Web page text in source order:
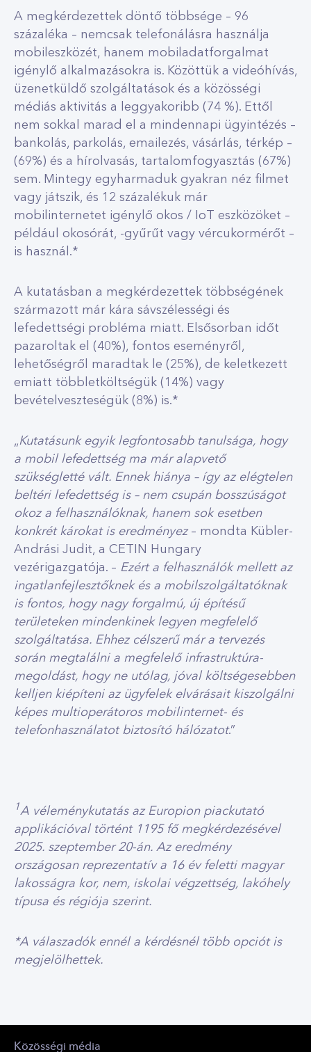
A megkérdezettek döntő többsége – 96
százaléka – nemcsak telefonálásra használja
mobileszközét, hanem mobiladatforgalmat
igénylő alkalmazásokra is. Közöttük a videóhívás,
üzenetküldő szolgáltatások és a közösségi
médiás aktivitás a leggyakoribb (74 %). Ettől
nem sokkal marad el a mindennapi ügyintézés –
bankolás, parkolás, emailezés, vásárlás, térkép –
(69%) és a hírolvasás, tartalomfogyasztás (67%)
sem. Mintegy egyharmaduk gyakran néz filmet
vagy játszik, és 12 százalékuk már
mobilinternetet igénylő okos / IoT eszközöket –
például okosórát, -gyűrűt vagy vércukormérőt –
is használ.*
A kutatásban a megkérdezettek többségének
származott már kára sávszélességi és
lefedettségi probléma miatt. Elsősorban időt
pazaroltak el (40%), fontos eseményről,
lehetőségről maradtak le (25%), de keletkezett
emiatt többletköltségük (14%) vagy
bevételveszteségük (8%) is.*
„Kutatásunk egyik legfontosabb tanulsága, hogy
a mobil lefedettség ma már alapvető
szükségletté vált. Ennek hiánya – így az elégtelen
beltéri lefedettség is – nem csupán bosszúságot
okoz a felhasználóknak, hanem sok esetben
konkrét károkat is eredményez – mondta Kübler-
Andrási Judit, a CETIN Hungary
vezérigazgatója. – Ezért a felhasználók mellett az
ingatlanfejlesztőknek és a mobilszolgáltatóknak
is fontos, hogy nagy forgalmú, új építésű
területeken mindenkinek legyen megfelelő
szolgáltatása. Ehhez célszerű már a tervezés
során megtalálni a megfelelő infrastruktúra-
megoldást, hogy ne utólag, jóval költségesebben
kelljen kiépíteni az ügyfelek elvárásait kiszolgálni
képes multioperátoros mobilinternet- és
telefonhasználatot biztosító hálózatot.”
1A véleménykutatás az Europion piackutató
applikációval történt 1195 fő megkérdezésével
2025. szeptember 20-án. Az eredmény
országosan reprezentatív a 16 év feletti magyar
lakosságra kor, nem, iskolai végzettség, lakóhely
típusa és régiója szerint.
*A válaszadók ennél a kérdésnél több opciót is
megjelölhettek.
Közösségi média